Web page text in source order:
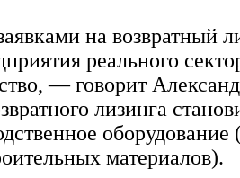
на возвратный
реального
— говорит
лизинга
материалов).